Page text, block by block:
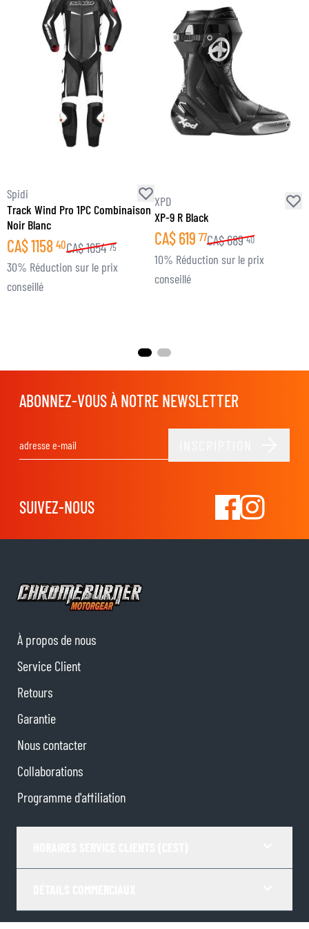
Spidi
Track Wind Pro 1PC Combinaison
Noir Blanc
CA$1158 40CA$1654 75
30% Réduction sur le prix
conseillé
XPD
XP-9 R Black
CA$619 77CA$689 40
10% Réduction sur le prix
conseillé
ABONNEZ-VOUS À NOTRE NEWSLETTER
SUIVEZ-NOUS
À propos de nous
Service Client
Retours
Garantie
Nous contacter
Collaborations
Programme d'affiliation